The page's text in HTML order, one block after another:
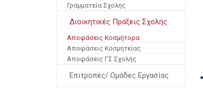
Γραμματεία Σχολής
Διοικητικές Πράξεις Σχολής
Αποφάσεις Κοσμήτορα
Αποφάσεις Κοσμητείας
Αποφάσεις ΓΣ Σχολής
Επιτροπές/ Ομάδες Εργασίας